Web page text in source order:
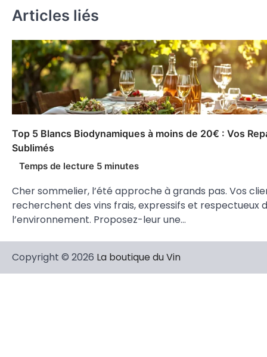
Articles liés
Top 5 Blancs Biodynamiques à moins de 20€ : Vos
Sublimés
Cher sommelier, l’été approche à grands pas. Vos
recherchent des vins frais, expressifs et respectueux
l’environnement. Proposez-leur une…
Copyright © 2026 La boutique du Vin